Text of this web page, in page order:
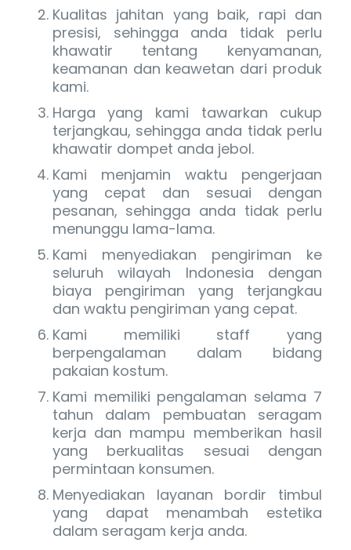
Kualitas jahitan yang baik, rapi dan
presisi, sehingga anda tidak perlu
khawatir tentang kenyamanan,
keamanan dan keawetan dari produk
kami.
Harga yang kami tawarkan cukup
terjangkau, sehingga anda tidak perlu
khawatir dompet anda jebol.
Kami menjamin waktu pengerjaan
yang cepat dan sesuai dengan
pesanan, sehingga anda tidak perlu
menunggu lama-lama.
Kami menyediakan pengiriman ke
seluruh wilayah Indonesia dengan
biaya pengiriman yang terjangkau
dan waktu pengiriman yang cepat.
Kami memiliki staff yang
berpengalaman dalam bidang
pakaian kostum.
Kami memiliki pengalaman selama 7
tahun dalam pembuatan seragam
kerja dan mampu memberikan hasil
yang berkualitas sesuai dengan
permintaan konsumen.
Menyediakan layanan bordir timbul
yang dapat menambah estetika
dalam seragam kerja anda.